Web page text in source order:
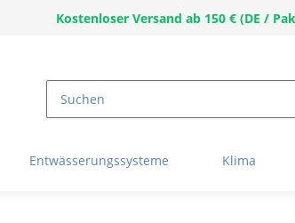
Kostenloser Versand ab 150 € (DE /
Entwässerungssysteme Klima